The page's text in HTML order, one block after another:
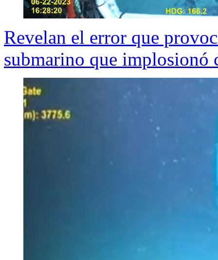
Revelan el error que
submarino que implosionó